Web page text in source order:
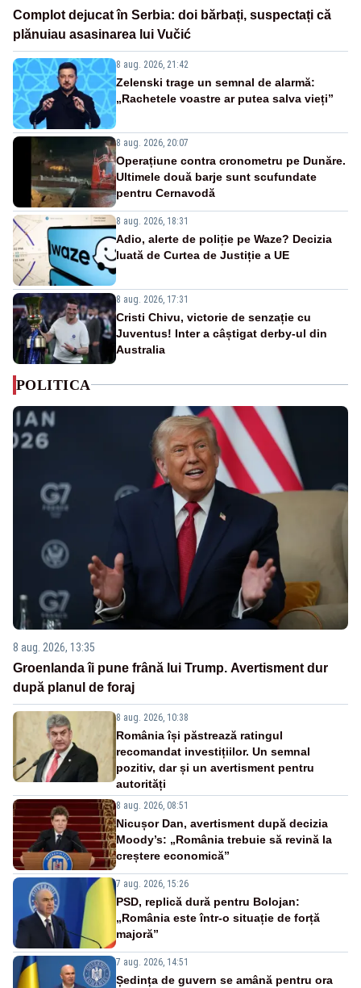
Complot dejucat în Serbia: doi bărbați, suspectați că
plănuiau asasinarea lui Vučić
8 aug. 2026, 21:42
Zelenski trage un semnal de alarmă:
„Rachetele voastre ar putea salva vieți”
8 aug. 2026, 20:07
Operațiune contra cronometru pe Dunăre.
Ultimele două barje sunt scufundate
pentru Cernavodă
8 aug. 2026, 18:31
Adio, alerte de poliție pe Waze? Decizia
luată de Curtea de Justiție a UE
8 aug. 2026, 17:31
Cristi Chivu, victorie de senzație cu
Juventus! Inter a câștigat derby-ul din
Australia
POLITICA
8 aug. 2026, 13:35
Groenlanda îi pune frână lui Trump. Avertisment dur
după planul de foraj
8 aug. 2026, 10:38
România își păstrează ratingul
recomandat investițiilor. Un semnal
pozitiv, dar și un avertisment pentru
autorități
8 aug. 2026, 08:51
Nicușor Dan, avertisment după decizia
Moody’s: „România trebuie să revină la
creștere economică”
7 aug. 2026, 15:26
PSD, replică dură pentru Bolojan:
„România este într-o situație de forță
majoră”
7 aug. 2026, 14:51
Ședința de guvern se amână pentru ora